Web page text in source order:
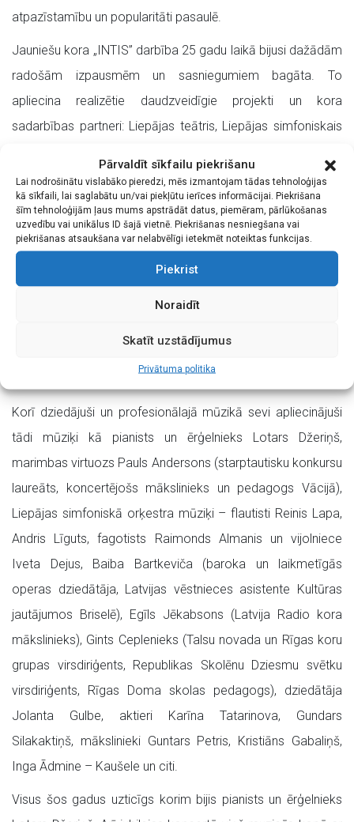
Pārvaldīt sīkfailu piekrišanu
Lai nodrošinātu vislabāko pieredzi, mēs izmantojam tādas tehnoloģijas
kā sīkfaili, lai saglabātu un/vai piekļūtu ierīces informācijai. Piekrišana
šīm tehnoloģijām ļaus mums apstrādāt datus, piemēram, pārlūkošanas
uzvedību vai unikālus ID šajā vietnē. Piekrišanas nesniegšana vai
piekrišanas atsaukšana var nelabvēlīgi ietekmēt noteiktas funkcijas.
Piekrist
Noraidīt
Skatīt uzstādījumus
Privātuma politika
atpazīstamību un popularitāti pasaulē.
Jauniešu kora „INTIS” darbība 25 gadu laikā bijusi dažādām
radošām izpausmēm un sasniegumiem bagāta. To
apliecina realizētie daudzveidīgie projekti un kora
sadarbības partneri: Liepājas teātris, Liepājas simfoniskais
Liepājas Ērģeļmūzikas festivāls. Veiksmīga izveidojusies
sadarbība arī ar komponistiem Linas Rimšu, Andri Kontautu,
Jāni Lūsēnu un Ēriku Ešenvaldu, diriģentiem Normundu Šnē,
Māri Kupču, Imantu Resni, Jēkabu Ozoliņu, Andri Jansonu,
Mārtiņu Bergu, solistiem Antru Bigaču un Juri Ādamsonu,
režisoriem Juri Bartkeviču, Valdi Lūriņu, Ivaru Lūsi, Juri
mūzikas konkursos (kopā ap 14).
Korī dziedājuši un profesionālajā mūzikā sevi apliecinājuši
tādi mūziķi kā pianists un ērģelnieks Lotars Džeriņš,
marimbas virtuozs Pauls Andersons (starptautisku konkursu
laureāts, koncertējošs mākslinieks un pedagogs Vācijā),
Liepājas simfoniskā orķestra mūziķi – flautisti Reinis Lapa,
Andris Līguts, fagotists Raimonds Almanis un vijolniece
Iveta Dejus, Baiba Bartkeviča (baroka un laikmetīgās
operas dziedātāja, Latvijas vēstnieces asistente Kultūras
jautājumos Briselē), Egīls Jēkabsons (Latvija Radio kora
mākslinieks), Gints Ceplenieks (Talsu novada un Rīgas koru
grupas virsdiriģents, Republikas Skolēnu Dziesmu svētku
virsdiriģents, Rīgas Doma skolas pedagogs), dziedātāja
Jolanta Gulbe, aktieri Karīna Tatarinova, Gundars
Silakaktiņš, mākslinieki Guntars Petris, Kristiāns Gabaliņš,
Inga Ādmine – Kaušele un citi.
Visus šos gadus uzticīgs korim bijis pianists un ērģelnieks